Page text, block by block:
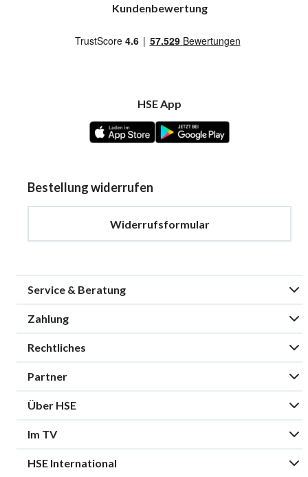
Kundenbewertung
HSE App
Bestellung widerrufen
Widerrufsformular
Service & Beratung
Zahlung
Rechtliches
Partner
Über HSE
Im TV
HSE International